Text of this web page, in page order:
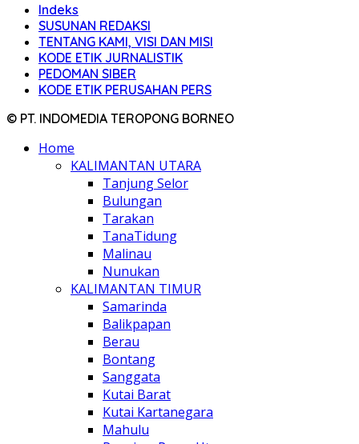
Indeks
SUSUNAN REDAKSI
TENTANG KAMI, VISI DAN MISI
KODE ETIK JURNALISTIK
PEDOMAN SIBER
KODE ETIK PERUSAHAN PERS
© PT. INDOMEDIA TEROPONG BORNEO
Home
KALIMANTAN UTARA
Tanjung Selor
Bulungan
Tarakan
TanaTidung
Malinau
Nunukan
KALIMANTAN TIMUR
Samarinda
Balikpapan
Berau
Bontang
Sanggata
Kutai Barat
Kutai Kartanegara
Mahulu